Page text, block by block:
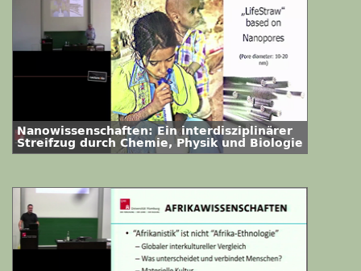
Nanowissenschaften: Ein interdisziplinärer
Streifzug durch Chemie, Physik und Biologie